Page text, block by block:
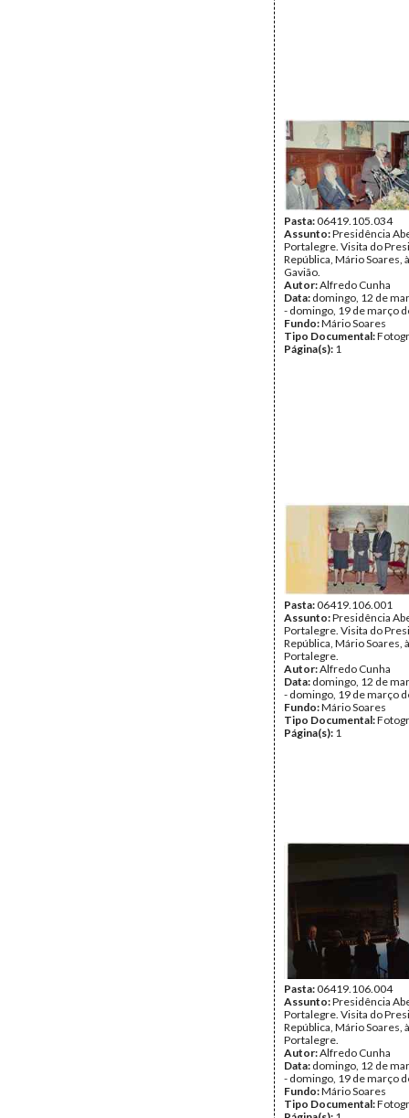
Pasta:06419.105.034
Assunto:Presidência
Portalegre. Visita do
República, Mário Soares,
Gavião.
Autor:Alfredo Cunha
Data: domingo, 12 de
- domingo, 19 de março
Fundo:Mário Soares
Tipo Documental:
Página(s): 1
Pasta:06419.106.001
Assunto:Presidência
Portalegre. Visita do
República, Mário Soares,
Portalegre.
Autor:Alfredo Cunha
Data: domingo, 12 de
- domingo, 19 de março
Fundo:Mário Soares
Tipo Documental:
Página(s): 1
Pasta:06419.106.004
Assunto:Presidência
Portalegre. Visita do
República, Mário Soares,
Portalegre.
Autor:Alfredo Cunha
Data: domingo, 12 de
- domingo, 19 de março
Fundo:Mário Soares
Tipo Documental: